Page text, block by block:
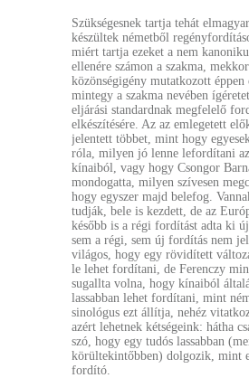
Szükségesnek tartja tehát
készültek németből
miért tartja ezeket a nem
ellenére számon a szakma,
közönségigény mutatkozott éppen
mintegy a szakma nevében
eljárási standardnak megfelelő
elkészítésére. Az az emlegetett
jelentett többet, mint hogy
róla, milyen jó lenne lefordítani az
kínaiból, vagy hogy Csongor
mondogatta, milyen szívesen
hogy egyszer majd belefog.
tudják, bele is kezdett, de az
később is a régi fordítást adta ki
sem a régi, sem új fordítás nem
világos, hogy egy rövidített
le lehet fordítani, de Ferenczy
sugallta volna, hogy kínaiból
lassabban lehet fordítani, mint
sinológus ezt állítja, nehéz
azért lehetnek kétségeink: hátha
szó, hogy egy tudós lassabban
körültekintőbben) dolgozik, mint
fordító.